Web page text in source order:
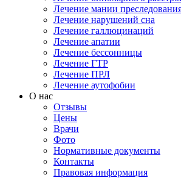
Лечение мании
Лечение нарушений сна
Лечение галлюцинаций
Лечение апатии
Лечение бессонницы
Лечение ГТР
Лечение ПРЛ
Лечение аутофобии
О нас
Отзывы
Цены
Врачи
Фото
Нормативные документы
Контакты
Правовая информация